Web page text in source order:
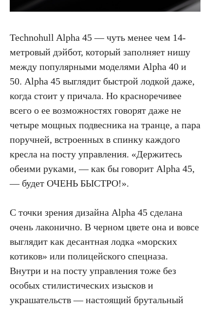
Technohull Alpha 45 — чуть менее чем 14-
метровый дэйбот, который заполняет нишу
между популярными моделями Alpha 40 и
50. Alpha 45 выглядит быстрой лодкой даже,
когда стоит у причала. Но красноречивее
всего о ее возможностях говорят даже не
четыре мощных подвесника на транце, а пара
поручней, встроенных в спинку каждого
кресла на посту управления. «Держитесь
обеими руками, — как бы говорит Alpha 45,
— будет ОЧЕНЬ БЫСТРО!».
С точки зрения дизайна Alpha 45 сделана
очень лаконично. В черном цвете она и вовсе
выглядит как десантная лодка «морских
котиков» или полицейского спецназа.
Внутри и на посту управления тоже без
особых стилистических изысков и
украшательств — настоящий брутальный